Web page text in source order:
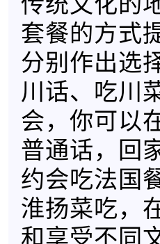
套餐的方式
分别作出选
川话、吃川
会，你可以
普通话，回
约会吃法国
淮扬菜吃，
和享受不同